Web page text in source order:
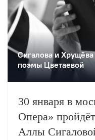
Сигалова и
поэмы Цветаевой
30 января в
Опера»
Аллы